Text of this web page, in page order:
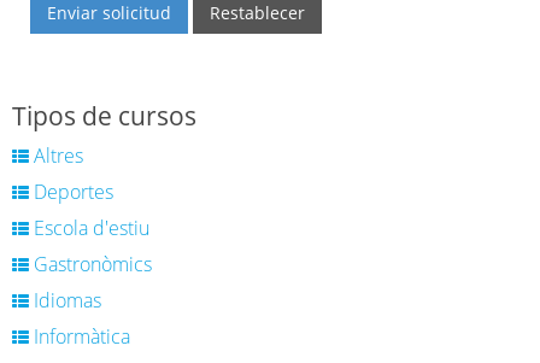
Enviar solicitud Restablecer
Tipos de cursos
Altres
Deportes
Escola d'estiu
Gastronòmics
Idiomas
Informàtica